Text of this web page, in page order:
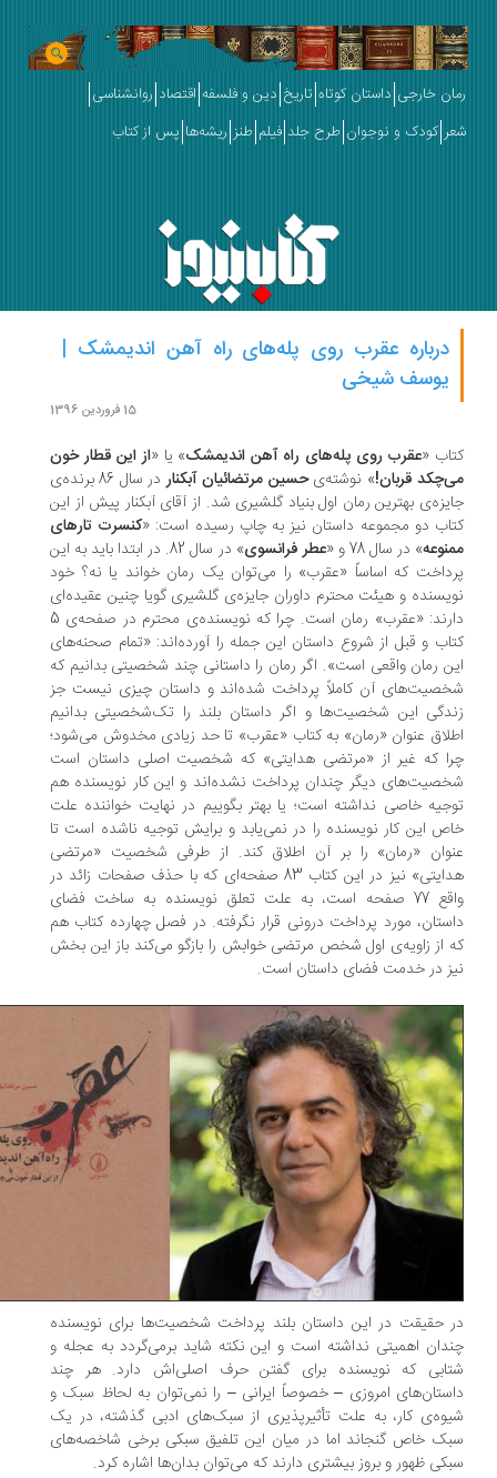
خارجی داستان کوتاه تاریخ دین و فلسفه اقتصاد روانشناسی
کودک و نوجوان طرح جلد فیلم طنز ریشه‌ها پس از کتاب
درباره عقرب روی پله‌های راه آهن اندیمشک |
یوسف شیخی
«عقرب روی پله‌های راه آهن اندیمشک» یا «از این قطار خون
قربان! » نوشته‌یحسین مرتضائیان آبکنار
در سال 86 برنده‌ی
بهترین رمان اول بنیاد گلشیری شد. از آقای آبکنار پیش از این
دو مجموعه داستان نیز به چاپ رسیده است: «کنسرت تارهای
» در سال 78 و « عطر فرانسوی
» در سال 82. در ابتدا باید به این
که اساساً «عقرب» را می‌توان یک رمان خواند یا نه؟ خود
و هیئت محترم داوران جایزه‌ی گلشیری گویا چنین عقیده‌ای
و قبل از شروع داستان این جمله را آورده‌اند: «تمام صحنه‌های
رمان واقعی است». اگر رمان را داستانی چند شخصیتی بدانیم که
آن کاملاً پرداخت شده‌اند و داستان چیزی نیست جز
این شخصیت‌ها و اگر داستان بلند را تک‌شخصیتی بدانیم
عنوان «رمان» به کتاب «عقرب» تا حد زیادی مخدوش می‌شود؛
که غیر از «مرتضی هدایتی» که شخصیت اصلی داستان است
دیگر چندان پرداخت نشده‌اند و این کار نویسنده هم
خاصی نداشته است؛ یا بهتر بگوییم در نهایت خواننده علت
این کار نویسنده را در نمی‌یابد و برایش توجیه ناشده است تا
«رمان» را بر آن اطلاق کند. از طرفی شخصیت «مرتضی
هدایتی» نیز در این کتاب ‌83‌ صفحه‌ای که با حذف صفحات زائد در
واقع ‌77‌ صفحه‌ است، به علت تعلق نویسنده به ساخت فضای
مورد پرداخت درونی قرار نگرفته. در فصل چهارده کتاب هم
از زاویه‌ی اول شخص مرتضی خوابش را بازگو می‌کند باز این بخش
در خدمت فضای داستان است.
حقیقت در این داستان بلند پرداخت شخصیت‌ها برای نویسنده
اهمیتی نداشته است و این نکته شاید برمی‌گردد به عجله و
که نویسنده برای گفتن حرف اصلی‌اش دارد. هر چند
امروزی – خصوصاً ایرانی – را نمی‌توان به لحاظ سبک و
کار، به علت تأثیر‌پذیری از سبک‌های ادبی گذشته، در یک
خاص‌ گنجاند اما در میان این تلفیق سبکی برخی شاخصه‌های
ظهور و بروز بیشتری دارند که می‌توان بدان‌ها اشاره کرد.